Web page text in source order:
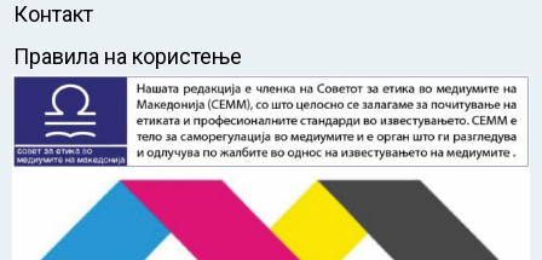
Контакт
Правила на користење